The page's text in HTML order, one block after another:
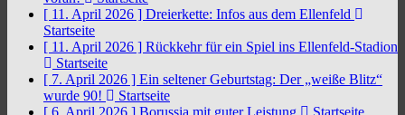
[ 11. April 2026 ] Dreierkette: Infos aus dem Ellenfeld
Startseite
[ 11. April 2026 ] Rückkehr für ein Spiel ins Ellenfeld-Stadion
Startseite
[ 7. April 2026 ] Ein seltener Geburtstag: Der „weiße Blitz“
wurde 90!
Startseite
[ 6. April 2026 ] Borussia mit guter Leistung Startseite